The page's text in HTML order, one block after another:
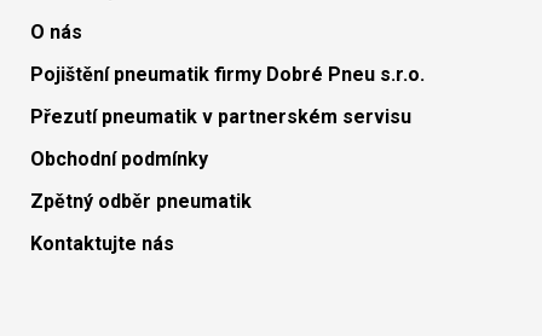
O nás
Pojištění pneumatik firmy Dobré Pneu s.r.o.
Přezutí pneumatik v partnerském servisu
Obchodní podmínky
Zpětný odběr pneumatik
Kontaktujte nás